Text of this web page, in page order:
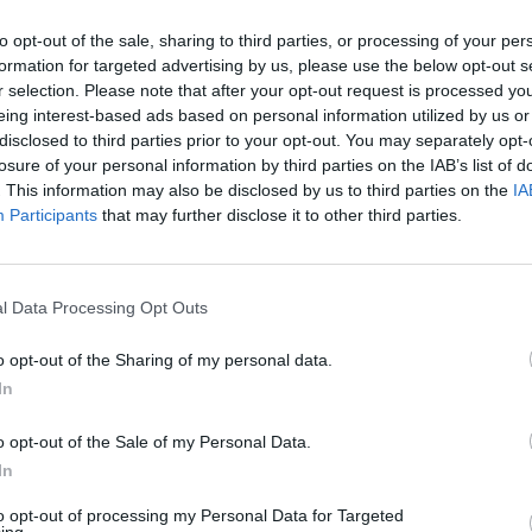
opt-out of the sale, sharing to third parties, or processing of your
for targeted advertising by us, please use the below opt-out
selection. Please note that after your opt-out request is processed
interest-based ads based on personal information utilized by us
to third parties prior to your opt-out. You may separately
of your personal information by third parties on the IAB’s list of
This information may also be disclosed by us to third parties on the
Participants that may further disclose it to other third parties.
Data Processing Opt Outs
opt-out of the Sharing of my personal data.
opt-out of the Sale of my Personal Data.
opt-out of processing my Personal Data for Targeted
pranešė portalas 15min. Eiti šias
trečiadienį, vasario 26 d.
aplinkos apsaugos ir taršos prevencijos,
aplinkos monitoringo, aplinkos
radioaktyviąsias atliekas) tvarkymo,
oro, vandens ir žemės gelmių sritis.
savivaldybės įmonei vadovaus Vilniaus
vadovas Paulius Martinkus.